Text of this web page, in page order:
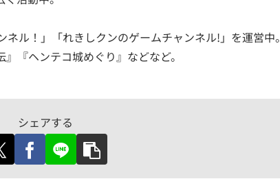
ル！」「れきしクンのゲームチャンネル!」を運営中。
『ヘンテコ城めぐり』などなど。
シェアする